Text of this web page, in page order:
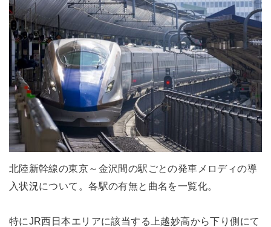
北陸新幹線の東京～金沢間の駅ごとの発車メロディの導
入状況について。各駅の有無と曲名を一覧化。
特にJR西日本エリアに該当する上越妙高から下り側にて